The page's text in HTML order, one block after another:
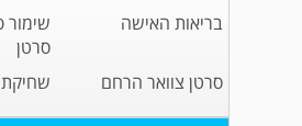
בריאות האישה
שימור
סרטן
סרטן צוואר הרחם